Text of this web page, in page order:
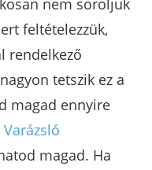
nem soroljuk
feltételezzük,
rendelkező
tetszik ez a
magad ennyire
Varázsló
magad. Ha